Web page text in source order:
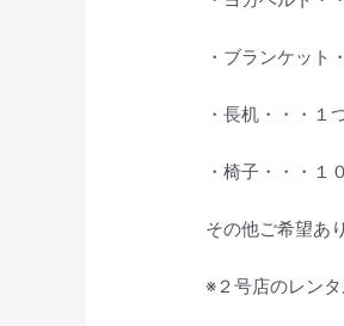
・ブランケット
・長机・・・１
・椅子・・・１
その他ご希望あ
※２号店のレン